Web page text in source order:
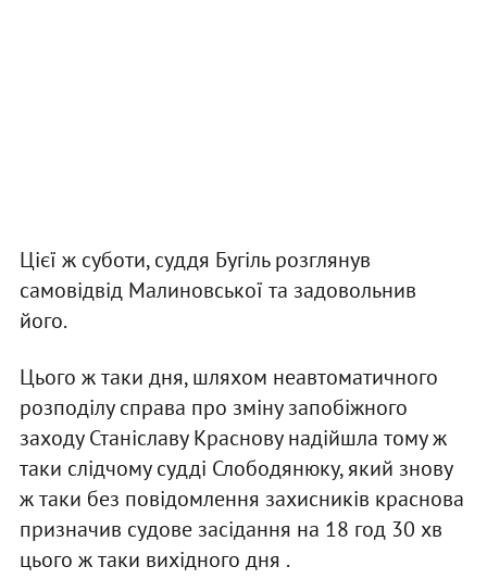
Цієї ж суботи, суддя Бугіль розглянув
самовідвід Малиновської та задовольнив
його.
Цього ж таки дня, шляхом неавтоматичного
розподілу справа про зміну запобіжного
заходу Станіславу Краснову надійшла тому ж
таки слідчому судді Слободянюку, який знову
ж таки без повідомлення захисників краснова
призначив судове засідання на 18 год 30 хв
цього ж таки вихідного дня .